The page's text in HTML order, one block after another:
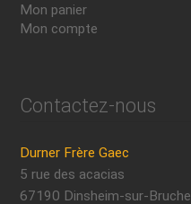
Mon panier
Mon compte
Contactez-nous
Durner Frère Gaec
5 rue des acacias
67190 Dinsheim-sur-Bruche